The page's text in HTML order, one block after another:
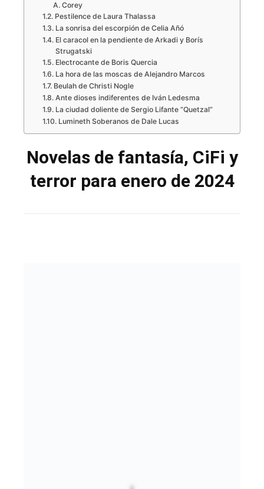
A. Corey
Pestilence de Laura Thalassa
La sonrisa del escorpión de Celia Añó
El caracol en la pendiente de Arkadi y Borís
Strugatski
Electrocante de Boris Quercia
La hora de las moscas de Alejandro Marcos
Beulah de Christi Nogle
Ante dioses indiferentes de Iván Ledesma
La ciudad doliente de Sergio Lifante “Quetzal”
Lumineth Soberanos de Dale Lucas
Novelas de fantasía, CiFi y
terror para enero de 2024